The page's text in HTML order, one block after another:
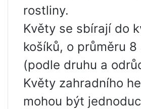
rostliny.
Květy se sbírají do
košíků, o průměru 8
(podle druhu a
Květy zahradního
mohou být